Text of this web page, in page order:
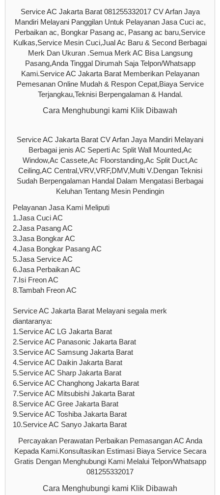
Service AC Jakarta Barat 081255332017 CV Arfan Jaya
Mandiri Melayani Panggilan Untuk Pelayanan Jasa Cuci ac,
Perbaikan ac, Bongkar Pasang ac, Pasang ac baru,Service
Kulkas,Service Mesin Cuci,Jual Ac Baru & Second Berbagai
Merk Dan Ukuran .Semua Merk AC Bisa Langsung
Pasang,Anda Tinggal Dirumah Saja Telpon/Whatsapp
Kami.Service AC Jakarta Barat Memberikan Pelayanan
Pemesanan Online Mudah & Respon Cepat,Biaya Service
Terjangkau,Teknisi Berpengalaman & Handal.
Cara Menghubungi kami Klik Dibawah
Service AC Jakarta Barat CV Arfan Jaya Mandiri Melayani
Berbagai jenis AC Seperti Ac Split Wall Mounted,Ac
Window,Ac Cassete,Ac Floorstanding,Ac Split Duct,Ac
Ceiling,AC Central,VRV,VRF,DMV,Multi V.Dengan Teknisi
Sudah Berpengalaman Handal Dalam Mengatasi Berbagai
Keluhan Tentang Mesin Pendingin
Pelayanan Jasa Kami Meliputi
1.Jasa Cuci AC
2.Jasa Pasang AC
3.Jasa Bongkar AC
4.Jasa Bongkar Pasang AC
5.Jasa Service AC
6.Jasa Perbaikan AC
7.Isi Freon AC
8.Tambah Freon AC
Service AC Jakarta Barat Melayani segala merk
diantaranya:
1.Service AC LG Jakarta Barat
2.Service AC Panasonic Jakarta Barat
3.Service AC Samsung Jakarta Barat
4.Service AC Daikin Jakarta Barat
5.Service AC Sharp Jakarta Barat
6.Service AC Changhong Jakarta Barat
7.Service AC Mitsubishi Jakarta Barat
8.Service AC Gree Jakarta Barat
9.Service AC Toshiba Jakarta Barat
10.Service AC Sanyo Jakarta Barat
Percayakan Perawatan Perbaikan Pemasangan AC Anda
Kepada Kami.Konsultasikan Estimasi Biaya Service Secara
Gratis Dengan Menghubungi Kami Melalui Telpon/Whatsapp
081255332017
Cara Menghubungi kami Klik Dibawah